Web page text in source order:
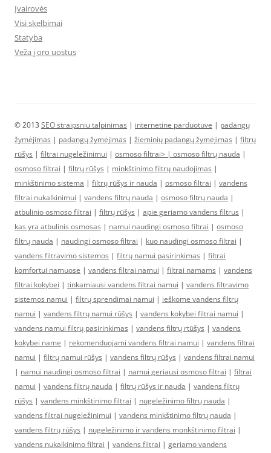
Įvairovės
Visi skelbimai
Statyba
Veža į oro uostus
© 2013 SEO straipsniu talpinimas | internetine parduotuve | padangų
žymėjimas | padangų žymėjimas | žieminių padangų žymėjimas | filtrų
rūšys | filtrai nugeležinimui | osmoso filtrai> | osmoso filtrų nauda |
osmoso filtrai | filtrų rūšys | minkštinimo filtrų naudojimas |
minkštinimo sistema | filtrų rūšys ir nauda | osmoso filtrai | vandens
filtrai nukalkinimui | vandens filtrų nauda | osmoso filtrų nauda |
atbulinio osmoso filtrai | filtrų rūšys | apie geriamo vandens filtrus |
kas yra atbulinis osmosas | namui naudingi osmoso filtrai | osmoso
filtrų nauda | naudingi osmoso filtrai | kuo naudingi osmoso filtrai |
vandens filtravimo sistemos | filtrų namui pasirinkimas | filtrai
komfortui namuose | vandens filtrai namui | filtrai namams | vandens
filtrai kokybei | tinkamiausi vandens filtrai namui | vandens filtravimo
sistemos namui | filtrų sprendimai namui | ieškome vandens filtrų
namui | vandens filtrų namui rūšys | vandens kokybei filtrai namui |
vandens namui filtrų pasirinkimas | vandens filtrų rtūšys | vandens
kokybei name | rekomenduojami vandens filtrai namui | vandens filtrai
namui | filtrų namui rūšys | vandens filtrų rūšys | vandens filtrai namui
| namui naudingi osmoso filtrai | namui geriausi osmoso filtrai | filtrai
namui | vandens filtrų nauda | filtrų rūšys ir nauda | vandens filtrų
rūšys | vandens minkštinimo filtrai | nugeležinimo filtrų nauda |
vandens filtrai nugeležinimui | vandens minkštinimo filtrų nauda |
vandens filtrų rūšys | nugeležinimo ir vandens monkštinimo filtrai |
vandens nukalkinimo filtrai | vandens filtrai | geriamo vandens